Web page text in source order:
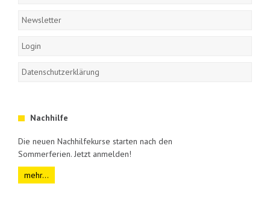
Newsletter
Login
Datenschutzerklärung
Nachhilfe
Die neuen Nachhilfekurse starten nach den
Sommerferien. Jetzt anmelden!
mehr...